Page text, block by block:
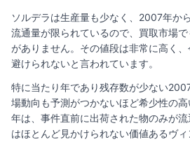
ソルデラは生産量も少なく、2007年か
流通量が限られているので、買取市場
がありません。その値段は非常に高く
避けられないと言われています。
特に当たり年であり残存数が少ない
場動向も予測がつかないほど希少性の
年は、事件直前に出荷された物のみが
はほとんど見かけられない価値あるヴ